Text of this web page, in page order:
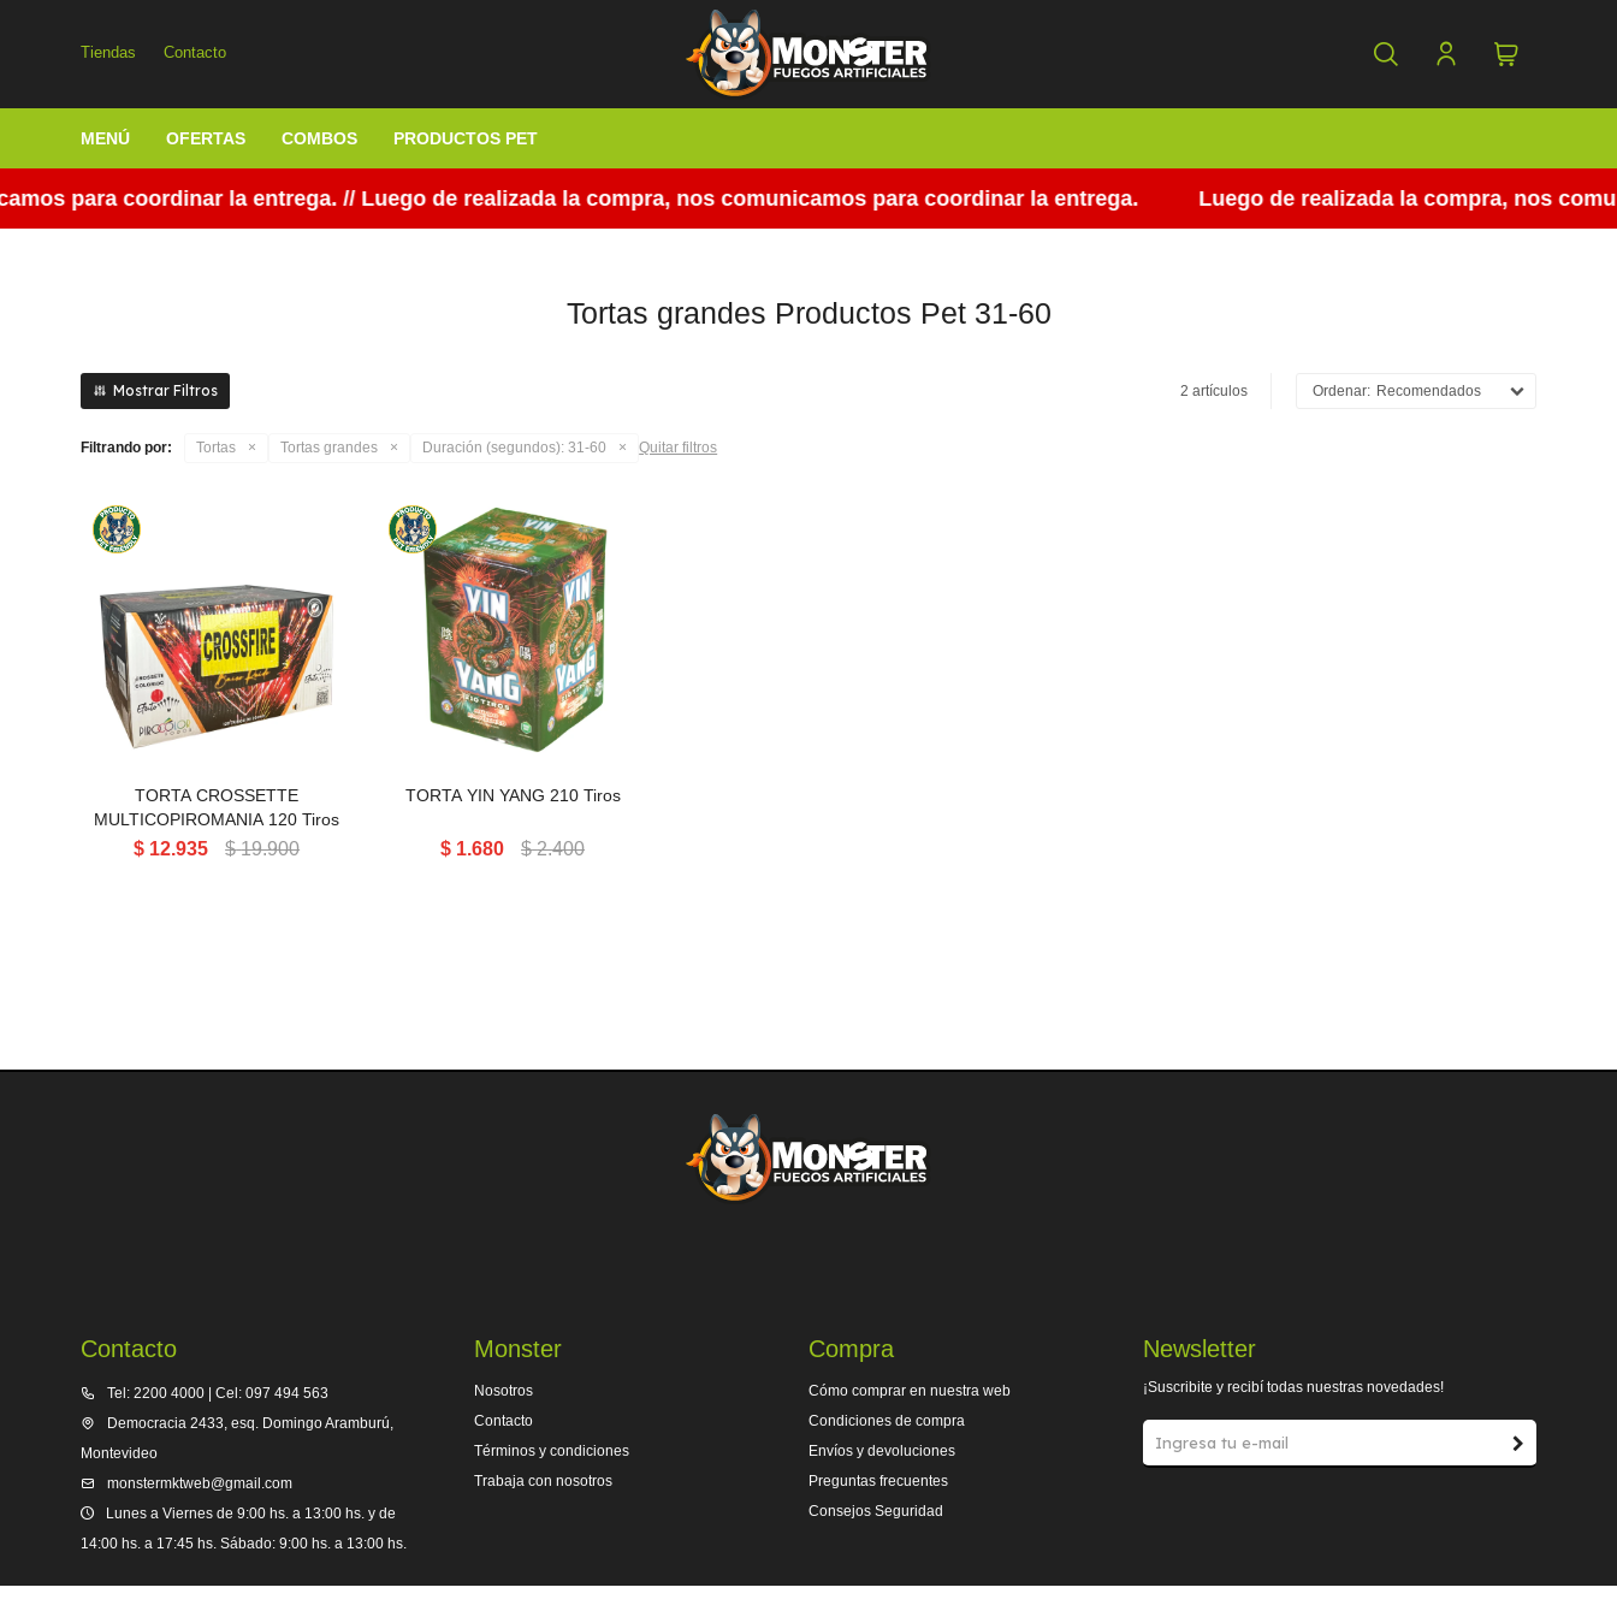
MENÚ OFERTAS COMBOS PRODUCTOS PET
Tiendas Contacto
para coordinar la entrega. // Luego de realizada la compra, nos comunicamos para coordinar la entrega. Luego de realizada la compra, nos
Tortas grandes Productos Pet 31-60
2 artículos Recomendados
Filtrando por: Tortas Tortas grandes Duración (segundos): 31-60 Quitar filtros
TORTA CROSSETTE
MULTICOPIROMANIA 120T
TORTA CROSSETTE
MULTICOPIROMANIA 120 Tiros
$ 12.935 $ 19.900
TORTA YIN YANG 210 Tiros
TORTA YIN YANG 210 Tiros
$ 1.680 $ 2.400
Contacto
Tel: 2200 4000 | Cel: 097 494 563
Democracia 2433, esq. Domingo Aramburú,
Montevideo
monstermktweb@gmail.com
Lunes a Viernes de 9:00 hs. a 13:00 hs. y de
14:00 hs. a 17:45 hs. Sábado: 9:00 hs. a 13:00 hs.
Monster
Nosotros
Contacto
Términos y condiciones
Trabaja con nosotros
Compra
Cómo comprar en nuestra web
Condiciones de compra
Envíos y devoluciones
Preguntas frecuentes
Consejos Seguridad
Newsletter
¡Suscribite y recibí todas nuestras novedades!